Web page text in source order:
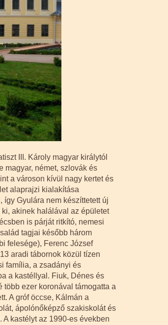
III. Károly magyar királytól
magyar, német, szlovák és
a városon kívül nagy kertet és
alaprajzi kialakítása
Gyulára nem készíttetett új
akinek halálával az épületet
is párját ritkító, nemesi
tagjai később három
felesége), Ferenc József
aradi tábornok közül tízen
família, a zsadányi és
a kastéllyal. Fiuk, Dénes és
ezer koronával támogatta a
A gróf öccse, Kálmán a
ápolónőképző szakiskolát és
kastélyt az 1990-es években